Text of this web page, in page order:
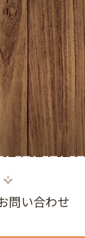
2025年10月
2025年9月
2025年8月
2025年7月
2025年6月
2025年5月
問い合わせ